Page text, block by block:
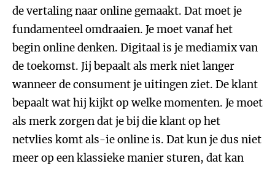
de vertaling naar online gemaakt. Dat moet je
fundamenteel omdraaien. Je moet vanaf het
begin online denken. Digitaal is je mediamix van
de toekomst. Jij bepaalt als merk niet langer
wanneer de consument je uitingen ziet. De klant
bepaalt wat hij kijkt op welke momenten. Je moet
als merk zorgen dat je bij die klant op het
netvlies komt als-ie online is. Dat kun je dus niet
meer op een klassieke manier sturen, dat kan